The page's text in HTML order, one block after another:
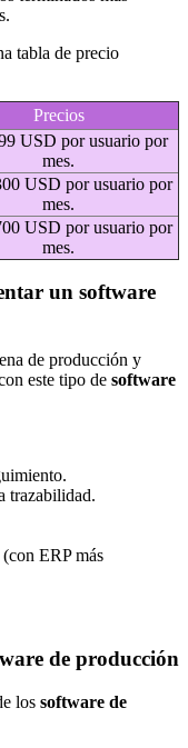
tabla de precio
Precios
USD por usuario por
mes.
USD por usuario por
mes.
USD por usuario por
mes.
un software
de producción y
este tipo de software
trazabilidad.
ERP más
de producción
los software de